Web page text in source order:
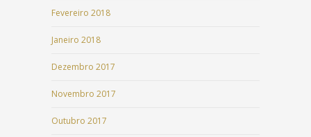
Fevereiro 2018
Janeiro 2018
Dezembro 2017
Novembro 2017
Outubro 2017